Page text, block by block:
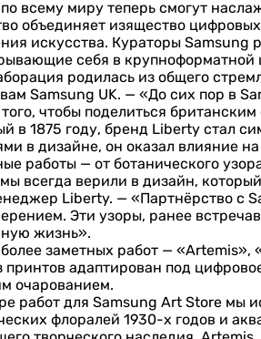
всему миру теперь смогут
объединяет изящество
искусства. Кураторы Samsung
себя в
родилась из общего
Samsung UK. — «До сих пор в
чтобы поделиться
в 1875 году, бренд Liberty стал
в дизайне, он оказал влияние
работы — от ботанического
всегда верили в дизайн,
Liberty. — «Партнёрство с
Эти узоры, ранее
жизнь».
заметных работ — «Artemis»,
адаптирован под
очарованием.
работ для Samsung Art Store мы
флоралей 1930-х годов и